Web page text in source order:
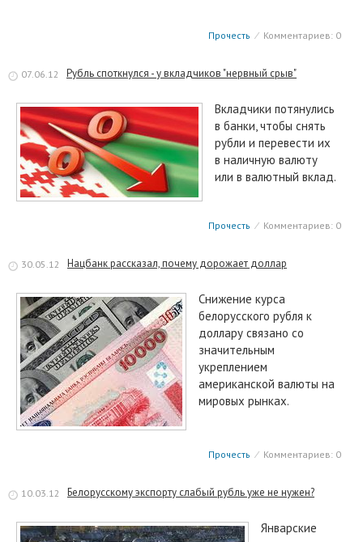
Прочесть ⁄ Комментариев: 0
07.06.12 Рубль споткнулся - у вкладчиков "нервный срыв"
Вкладчики потянулись
в банки, чтобы снять
рубли и перевести их
в наличную валюту
или в валютный вклад.
Прочесть ⁄ Комментариев: 0
30.05.12 Нацбанк рассказал, почему дорожает доллар
Снижение курса
белорусского рубля к
доллару связано со
значительным
укреплением
американской валюты на
мировых рынках.
Прочесть ⁄ Комментариев: 0
10.03.12 Белорусскому экспорту слабый рубль уже не нужен?
Январские